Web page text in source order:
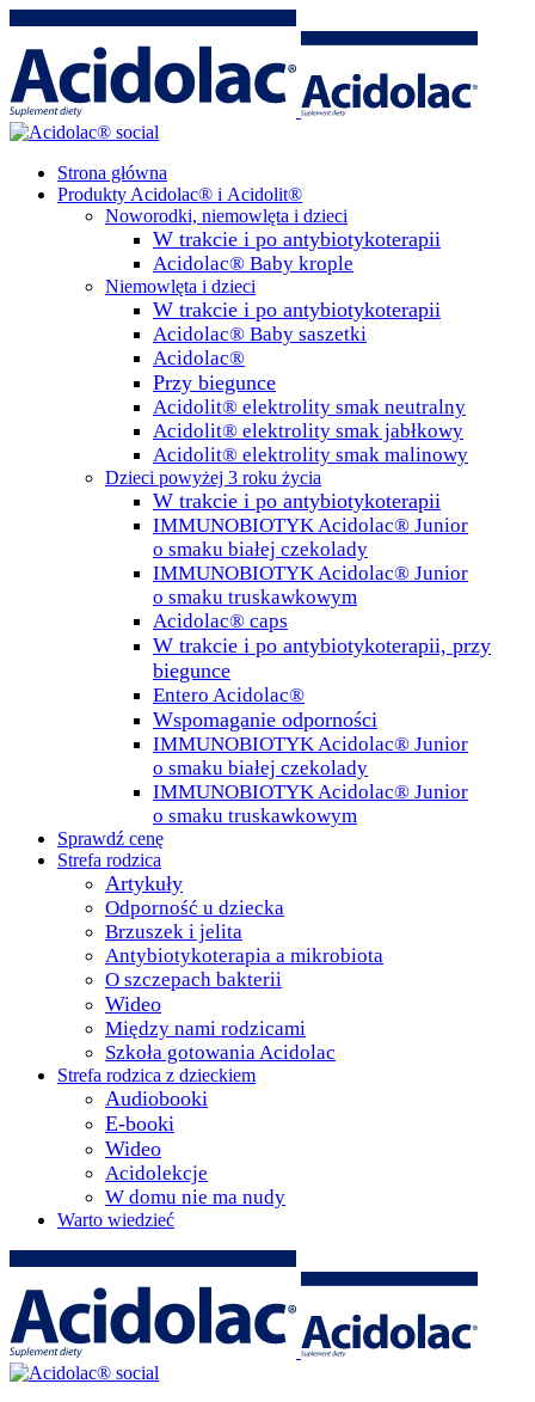
Strona główna
Produkty Acidolac® i Acidolit®
Noworodki, niemowlęta i dzieci
W trakcie i po antybiotykoterapii
Acidolac® Baby krople
Niemowlęta i dzieci
W trakcie i po antybiotykoterapii
Acidolac® Baby saszetki
Acidolac®
Przy biegunce
Acidolit® elektrolity smak neutralny
Acidolit® elektrolity smak jabłkowy
Acidolit® elektrolity smak malinowy
Dzieci powyżej 3 roku życia
W trakcie i po antybiotykoterapii
IMMUNOBIOTYK Acidolac® Junior
o smaku białej czekolady
IMMUNOBIOTYK Acidolac® Junior
o smaku truskawkowym
Acidolac® caps
W trakcie i po antybiotykoterapii, przy
biegunce
Entero Acidolac®
Wspomaganie odporności
IMMUNOBIOTYK Acidolac® Junior
o smaku białej czekolady
IMMUNOBIOTYK Acidolac® Junior
o smaku truskawkowym
Sprawdź cenę
Strefa rodzica
Artykuły
Odporność u dziecka
Brzuszek i jelita
Antybiotykoterapia a mikrobiota
O szczepach bakterii
Wideo
Między nami rodzicami
Szkoła gotowania Acidolac
Strefa rodzica z dzieckiem
Audiobooki
E-booki
Wideo
Acidolekcje
W domu nie ma nudy
Warto wiedzieć